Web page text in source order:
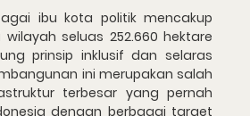
ibu kota politik mencakup
seluas 252.660 hektare
prinsip inklusif dan selaras
ini merupakan salah
terbesar yang pernah
dengan berbagai target